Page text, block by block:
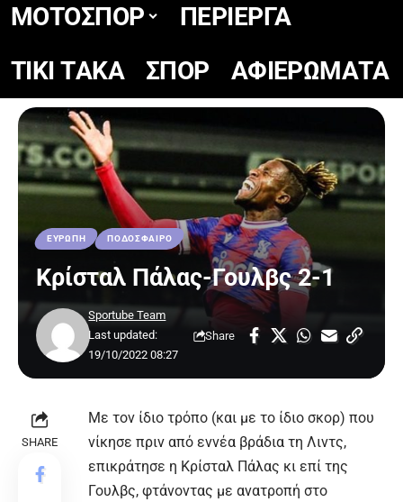
ΜΟΤΟΣΠΟΡ
ΠΕΡΙΕΡΓΑ
TIKΙ TΑΚΑ
ΣΠΟΡ ΑΦΙΕΡΩΜΑΤΑ
ΕΥΡΩΠΗ ΠΟΔΟΣΦΑΙΡΟ
Κρίσταλ Πάλας-Γουλβς 2-1
Last updated:
19/10/2022 08:27
Sportube Team
Share
SHARE
Με τον ίδιο τρόπο (και με το ίδιο σκορ) που
νίκησε πριν από εννέα βράδια τη Λιντς,
επικράτησε η Κρίσταλ Πάλας κι επί της
Γουλβς, φτάνοντας με ανατροπή στο